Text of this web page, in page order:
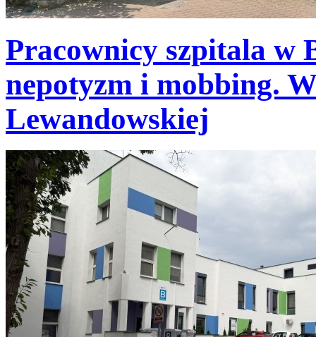
Pracownicy szpitala
nepotyzm i mobbing.
Lewandowskiej